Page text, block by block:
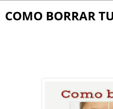
COMO BORRAR